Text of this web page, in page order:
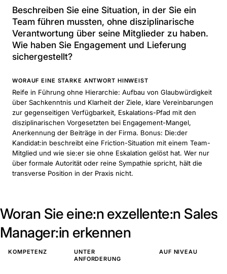
Beschreiben Sie eine Situation, in der Sie ein
Team führen mussten, ohne disziplinarische
Verantwortung über seine Mitglieder zu haben.
Wie haben Sie Engagement und Lieferung
sichergestellt?
WORAUF EINE STARKE ANTWORT HINWEIST
Reife in Führung ohne Hierarchie: Aufbau von Glaubwürdigkeit
über Sachkenntnis und Klarheit der Ziele, klare Vereinbarungen
zur gegenseitigen Verfügbarkeit, Eskalations-Pfad mit den
disziplinarischen Vorgesetzten bei Engagement-Mangel,
Anerkennung der Beiträge in der Firma. Bonus: Die:der
Kandidat:in beschreibt eine Friction-Situation mit einem Team-
Mitglied und wie sie:er sie ohne Eskalation gelöst hat. Wer nur
über formale Autorität oder reine Sympathie spricht, hält die
transverse Position in der Praxis nicht.
Woran Sie eine:n exzellente:n Sales
Manager:in erkennen
KOMPETENZ
UNTER
ANFORDERUNG
AUF NIVEAU